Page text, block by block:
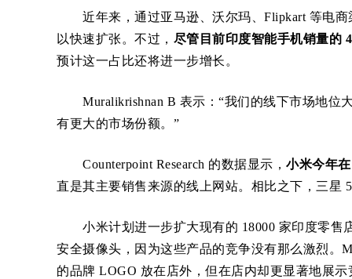
近年来，通过亚马逊、沃尔玛、Flipkart 等电商
以快速扩张。不过， 尽管目前印度智能手机销量的
预计这一占比还将进一步增长。
Muralikrishnan B 表示：“我们的线下市场地位
有更大的市场份额。”
Counterpoint Research 的数据显示， 小米今年
直是其主要销售来源的线上网站。相比之下，三星
小米计划进一步扩大现有的 18000 家印度零售
安全摄像头，因为这些产品的竞争没有那么激烈。
的品牌 LOGO 放在店外，但在店内却更显著地展